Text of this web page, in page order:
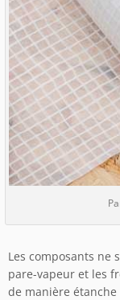
Les composants ne
pare-vapeur et les
de manière